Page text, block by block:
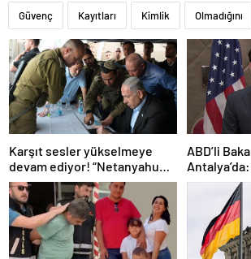
Güvenç Kayıtları Kimlik Olmadığını
Karşıt sesler yükselmeye
devam ediyor! “Netanyahu
geleceğimizi Gazze’nin
kumlarına gömüyor”
ABD’li